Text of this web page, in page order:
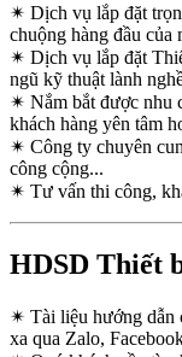
✴ Dịch vụ lắp đặt
chuộng hàng đầu của
✴ Dịch vụ lắp đặt
ngũ kỹ thuật lành
✴ Nắm bắt được nhu
khách hàng yên tâm
✴ Công ty chuyên
công cộng...
✴ Tư vấn thi công,
HDSD Thiết
✴ Tài liệu hướng dẫn
xa qua Zalo,